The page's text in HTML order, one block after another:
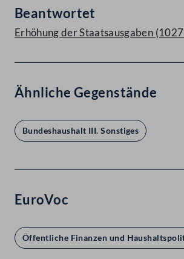
Beantwortet
Erhöhung der Staatsausgaben
Ähnliche Gegenstände
Bundeshaushalt III. Sonstiges
EuroVoc
Öffentliche Finanzen und